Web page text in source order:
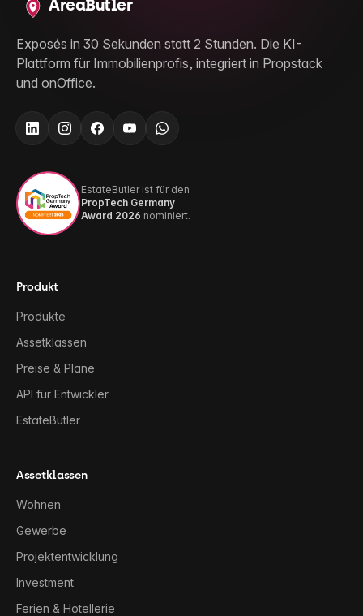
AreaButler
Exposés in 30 Sekunden statt 2 Stunden. Die KI-
Plattform für Immobilienprofis, integriert in Propstack
und onOffice.
EstateButler ist für den
PropTech Germany
Award 2026 nominiert.
Produkt
Produkte
Assetklassen
Preise & Pläne
API für Entwickler
EstateButler
Assetklassen
Wohnen
Gewerbe
Projektentwicklung
Investment
Ferien & Hotellerie